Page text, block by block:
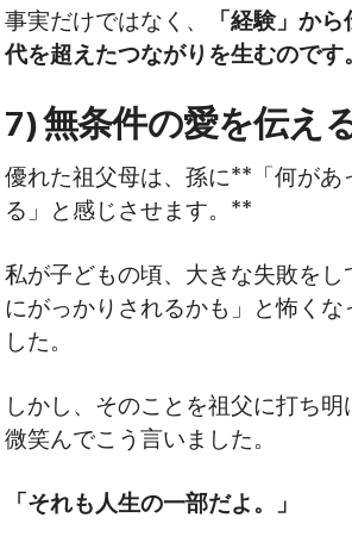
事実だけではなく、
「経験」か
代を超えたつながりを生むのです。
7) 無条件の愛を伝え
優れた祖父母は、孫に**「何があ
る」と感じさせます。**
私が子どもの頃、大きな失敗を
にがっかりされるかも」と怖くな
した。
しかし、そのことを祖父に打ち
微笑んでこう言いました。
「それも人生の一部だよ。」